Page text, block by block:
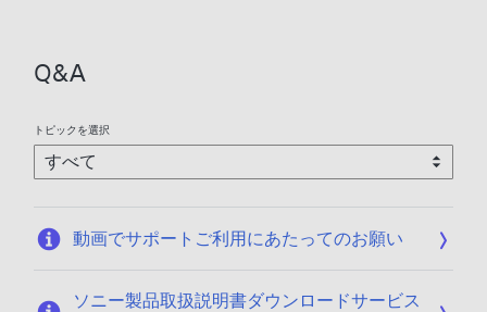
Q&A
トピックを選択
動画でサポートご利用にあたってのお願い
ソニー製品取扱説明書ダウンロードサービス